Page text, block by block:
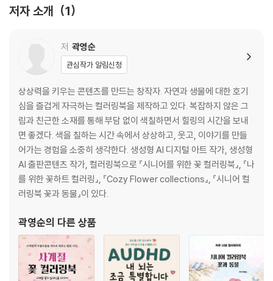
저자 소개 1
저 곽영순
관심작가 알림신청
상상력을 키우는 콘텐츠를 만드는 창작자. 자연과 생물에 대한 호기
심을 즐겁게 자극하는 컬러링북을 제작하고 있다. 복잡하지 않은 그
림과 친근한 소재를 통해 부담 없이 색칠하면서 힐링의 시간을 보내
면 좋겠다. 색을 칠하는 시간 속에서 상상하고, 웃고, 이야기를 만들
어가는 경험을 소중히 생각한다. 생성형 AI 디지털 아트 작가, 생성형
AI 출판콘텐츠 작가, 컬러링북으로 『시니어를 위한 꽃 컬러링북』, 『나
를 위한 꽃하트 컬러링』, 『Cozy Flower collections』, 『시니어 컬
러링북 꽃과 동물』이 있다.
곽영순의 다른 상품